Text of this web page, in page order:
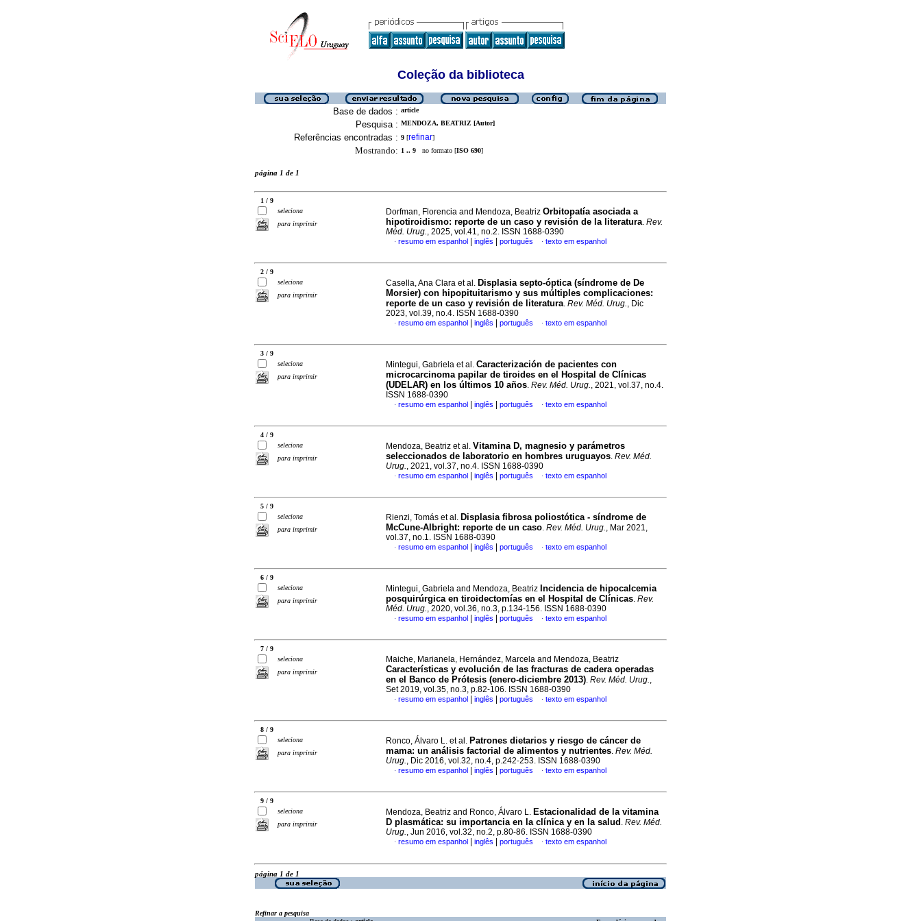
Coleção da biblioteca
Base de dados : article
Pesquisa : MENDOZA, BEATRIZ [Autor]
Referências encontradas : 9 [refinar]
Mostrando: 1 .. 9 no formato [ISO 690]
página 1 de 1
1 / 9
seleciona
para imprimir
Dorfman, Florencia and Mendoza, Beatriz Orbitopatía asociada a
hipotiroidismo: reporte de un caso y revisión de la literatura. Rev.
Méd. Urug., 2025, vol.41, no.2. ISSN 1688-0390
· resumo em espanhol inglês português · texto em espanhol
2 / 9
seleciona
para imprimir
Casella, Ana Clara et al. Displasia septo-óptica (síndrome de De
Morsier) con hipopituitarismo y sus múltiples complicaciones:
reporte de un caso y revisión de literatura. Rev. Méd. Urug., Dic
2023, vol.39, no.4. ISSN 1688-0390
· resumo em espanhol inglês português · texto em espanhol
3 / 9
seleciona
para imprimir
Mintegui, Gabriela et al. Caracterización de pacientes con
microcarcinoma papilar de tiroides en el Hospital de Clínicas
(UDELAR) en los últimos 10 años. Rev. Méd. Urug., 2021, vol.37, no.4.
ISSN 1688-0390
· resumo em espanhol inglês português · texto em espanhol
4 / 9
seleciona
para imprimir
Mendoza, Beatriz et al. Vitamina D, magnesio y parámetros
seleccionados de laboratorio en hombres uruguayos. Rev. Méd.
Urug., 2021, vol.37, no.4. ISSN 1688-0390
· resumo em espanhol inglês português · texto em espanhol
5 / 9
seleciona
para imprimir
Rienzi, Tomás et al. Displasia fibrosa poliostótica - síndrome de
McCune-Albright: reporte de un caso. Rev. Méd. Urug., Mar 2021,
vol.37, no.1. ISSN 1688-0390
· resumo em espanhol inglês português · texto em espanhol
6 / 9
seleciona
para imprimir
Mintegui, Gabriela and Mendoza, Beatriz Incidencia de hipocalcemia
posquirúrgica en tiroidectomías en el Hospital de Clínicas. Rev.
Méd. Urug., 2020, vol.36, no.3, p.134-156. ISSN 1688-0390
· resumo em espanhol inglês português · texto em espanhol
7 / 9
seleciona
para imprimir
Maiche, Marianela, Hernández, Marcela and Mendoza, Beatriz
Características y evolución de las fracturas de cadera operadas
en el Banco de Prótesis (enero-diciembre 2013). Rev. Méd. Urug.,
Set 2019, vol.35, no.3, p.82-106. ISSN 1688-0390
· resumo em espanhol inglês português · texto em espanhol
8 / 9
seleciona
para imprimir
Ronco, Álvaro L. et al. Patrones dietarios y riesgo de cáncer de
mama: un análisis factorial de alimentos y nutrientes. Rev. Méd.
Urug., Dic 2016, vol.32, no.4, p.242-253. ISSN 1688-0390
· resumo em espanhol inglês português · texto em espanhol
9 / 9
seleciona
para imprimir
Mendoza, Beatriz and Ronco, Álvaro L. Estacionalidad de la vitamina
D plasmática: su importancia en la clínica y en la salud . Rev. Méd.
Urug., Jun 2016, vol.32, no.2, p.80-86. ISSN 1688-0390
· resumo em espanhol inglês português · texto em espanhol
página 1 de 1
Refinar a pesquisa